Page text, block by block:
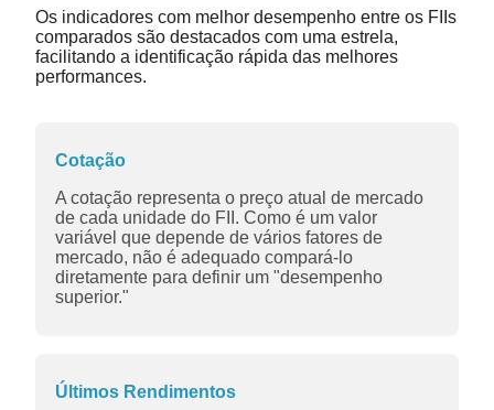
Os indicadores com melhor desempenho entre os FIIs
comparados são destacados com uma estrela,
facilitando a identificação rápida das melhores
performances.
Cotação
A cotação representa o preço atual de mercado
de cada unidade do FII. Como é um valor
variável que depende de vários fatores de
mercado, não é adequado compará-lo
diretamente para definir um "desempenho
superior."
Últimos Rendimentos